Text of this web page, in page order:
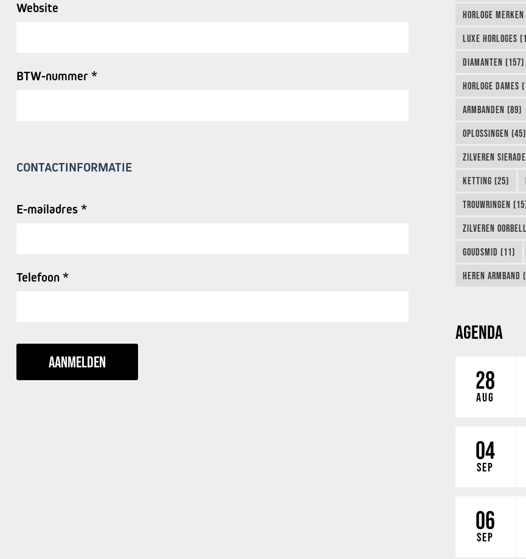
Website
BTW-nummer *
CONTACTINFORMATIE
E-mailadres *
Telefoon *
HORLOGE
LUXE HORLOGES
DIAMANTEN (157)
HORLOGE DAMES
ARMBANDEN (89)
OPLOSSINGEN (45)
ZILVEREN
KETTING (25)
TROUWRINGEN
ZILVEREN
GOUDSMID (11)
HEREN ARMBAND
AGENDA
28
AUG
04
SEP
06
SEP